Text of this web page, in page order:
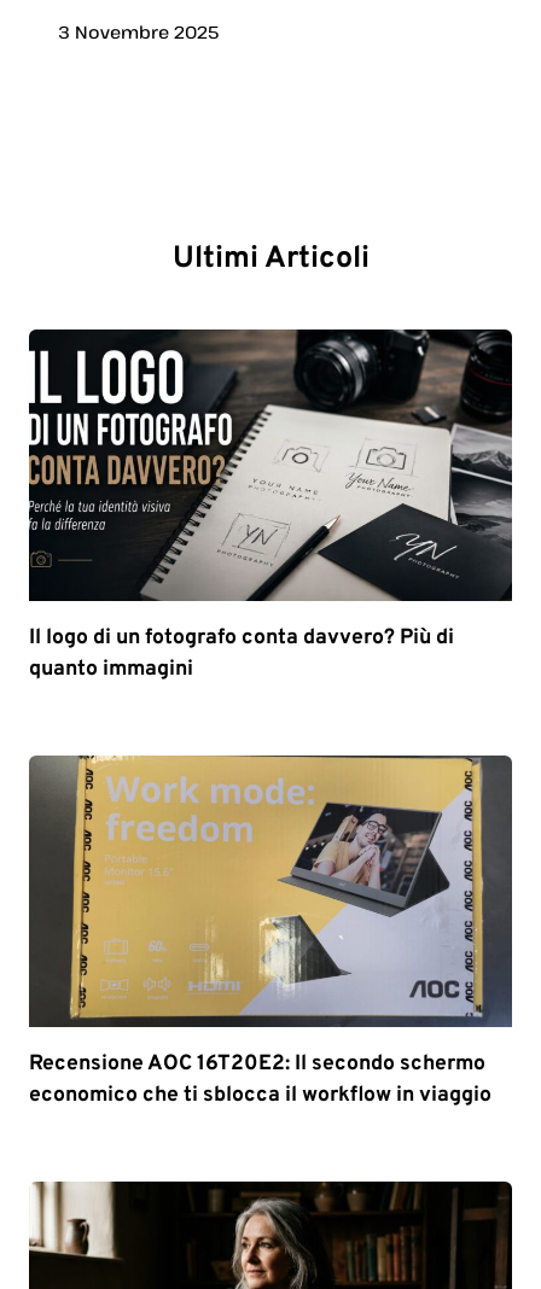
3 Novembre 2025
Ultimi Articoli
Il logo di un fotografo conta davvero? Più di
quanto immagini
Recensione AOC 16T20E2: Il secondo schermo
economico che ti sblocca il workflow in viaggio